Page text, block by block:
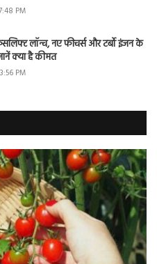
PM
लॉन्च, नए फीचर्स और टर्बो इंजन के
क्या है कीमत
PM